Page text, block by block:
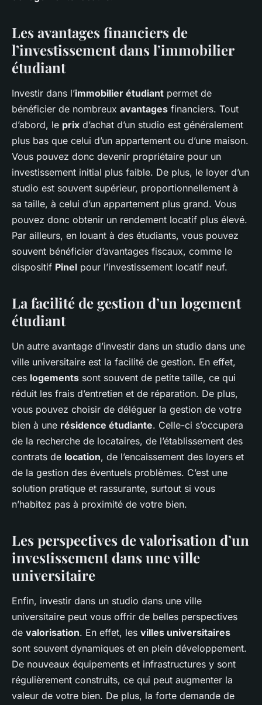
Les avantages financiers de
l’investissement dans l’immobilier
étudiant
Investir dans l’immobilier étudiant permet de
bénéficier de nombreux avantages financiers. Tout
d’abord, le prix d’achat d’un studio est généralement
plus bas que celui d’un appartement ou d’une maison.
Vous pouvez donc devenir propriétaire pour un
investissement initial plus faible. De plus, le loyer d’un
studio est souvent supérieur, proportionnellement à
sa taille, à celui d’un appartement plus grand. Vous
pouvez donc obtenir un rendement locatif plus élevé.
Par ailleurs, en louant à des étudiants, vous pouvez
souvent bénéficier d’avantages fiscaux, comme le
dispositif Pinel pour l’investissement locatif neuf.
La facilité de gestion d’un logement
étudiant
Un autre avantage d’investir dans un studio dans une
ville universitaire est la facilité de gestion. En effet,
ces logements sont souvent de petite taille, ce qui
réduit les frais d’entretien et de réparation. De plus,
vous pouvez choisir de déléguer la gestion de votre
bien à une résidence étudiante. Celle-ci s’occupera
de la recherche de locataires, de l’établissement des
contrats de location, de l’encaissement des loyers et
de la gestion des éventuels problèmes. C’est une
solution pratique et rassurante, surtout si vous
n’habitez pas à proximité de votre bien.
Les perspectives de valorisation d’un
investissement dans une ville
universitaire
Enfin, investir dans un studio dans une ville
universitaire peut vous offrir de belles perspectives
de valorisation. En effet, les villes universitaires
sont souvent dynamiques et en plein développement.
De nouveaux équipements et infrastructures y sont
régulièrement construits, ce qui peut augmenter la
valeur de votre bien. De plus, la forte demande de